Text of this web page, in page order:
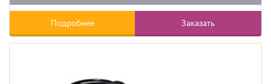
Подробнее Заказать